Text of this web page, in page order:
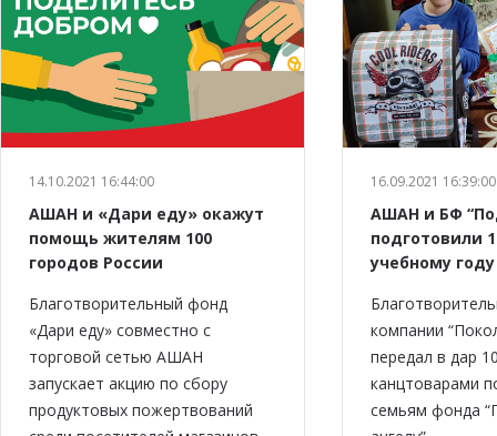
14.10.2021 16:44:00
АШАН и «Дари еду» окажут
помощь жителям 100
городов России
Благотворительный фонд
«Дари еду» совместно с
торговой сетью АШАН
запускает акцию по сбору
продуктовых пожертвований
16.09.2021 16:39:00
АШАН и БФ
подготовили
учебному году
компании
передал в дар
канцтоварами
семьям фонда